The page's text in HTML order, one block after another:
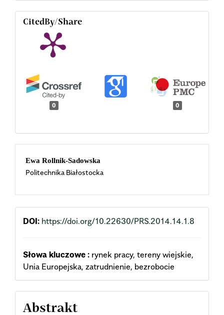
CitedBy/Share
0 0
Main
Article
Content
Ewa Rollnik-Sadowska
Politechnika Białostocka
DOI: https://doi.org/10.22630/PRS.2014.14.1.8
Słowa kluczowe : rynek pracy, tereny wiejskie,
Unia Europejska, zatrudnienie, bezrobocie
Abstrakt